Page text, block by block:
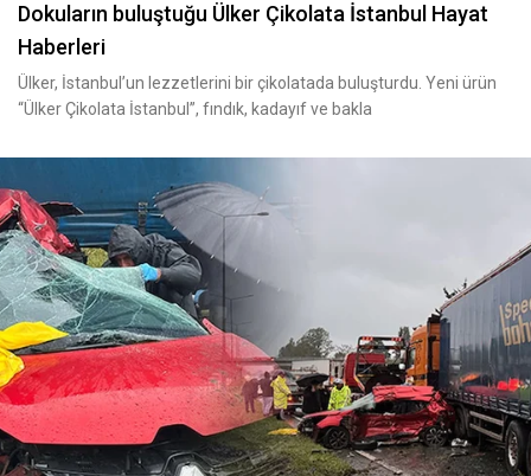
Dokuların buluştuğu Ülker Çikolata İstanbul Hayat
Haberleri
Ülker, İstanbul’un lezzetlerini bir çikolatada buluşturdu. Yeni ürün
“Ülker Çikolata İstanbul”, fındık, kadayıf ve bakla